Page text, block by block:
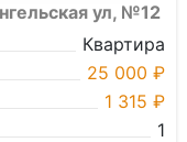
ул, №12
Квартира
25 000 ₽
1 315 ₽
1